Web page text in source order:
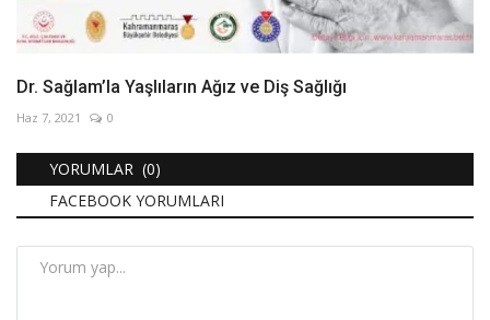
Dr. Sağlam’la Yaşlıların Ağız ve Diş Sağlığı
Haz 7, 2021 0
YORUMLAR (0)
FACEBOOK YORUMLARI